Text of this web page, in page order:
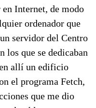
Internet, de modo
ordenador que
servidor del Centro
los que se dedicaban
allí un edificio
el programa Fetch,
que me dio